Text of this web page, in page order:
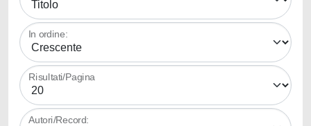
In ordine:
Risultati/Pagina
Autori/Record: